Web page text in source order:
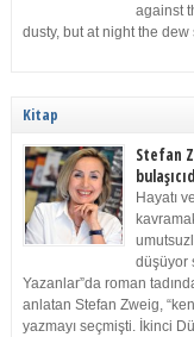
against
dusty, but at night the
Kitap
Stefan
Hayatı
düşüyor
Yazanlar”da roman
anlatan Stefan Zweig,
yazmayı seçmişti. İkinci